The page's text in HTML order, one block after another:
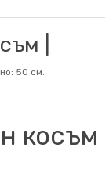
|
50 см.
косъм